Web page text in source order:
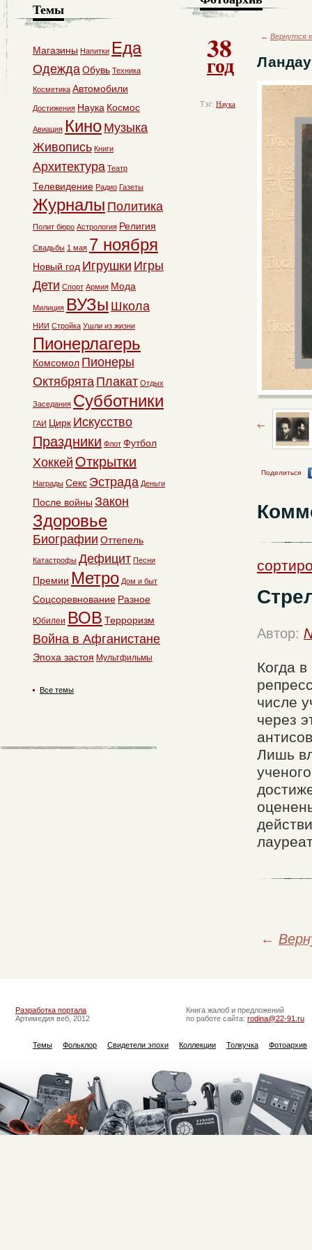
38
год
Тэг: Наука
← Вернутся
Поделиться
Автор:
Когда
числе
через
Лишь
←
Темы
Магазины Напитки Еда
ОдеждаОбувь Техника
Косметика Автомобили
Достижения Наука Космос
Авиация Кино Музыка
Живопись Книги
Архитектура Театр
Телевидение Радио Газеты
Журналы Политика
Полит бюро Астрология Религия
Свадьбы 1 мая 7 ноября
Новый год Игрушки Игры
Дети Спорт Армия Мода
Милиция ВУЗы Школа
НИИ Стройка Ушли из жизни
Пионерлагерь
Комсомол Пионеры
Октябрята Плакат Отдых
Заседания Субботники
ГАИ Цирк Искусство
Праздники Флот Футбол
Хоккей Открытки
Награды Секс Эстрада Деньги
После войны Закон
Здоровье
Биографии Оттепель
Катастрофы Дефицит Песни
Премии Метро Дом и быт
Соцсоревнование Разное
Юбилеи ВОВ Терроризм
Война в Афганистане
Эпоха застоя Мультфильмы
Все темы
Разработка портала
Артимедия веб, 2012
Книга жалоб и предложений
по работе сайта: rodina@22-91.ru
Темы Фольклор Свидетели эпохи Коллекции Толкучка Фотоархив